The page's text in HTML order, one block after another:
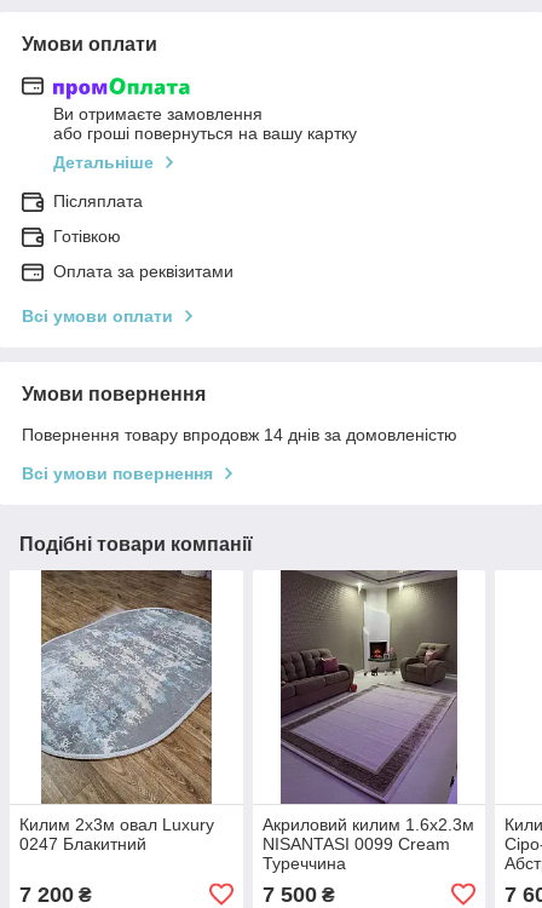
Умови оплати
Ви отримаєте замовлення
або гроші повернуться на вашу картку
Детальніше
Післяплата
Готівкою
Оплата за реквізитами
Всі умови оплати
Умови повернення
Повернення товару впродовж 14 днів за домовленістю
Всі умови повернення
Подібні товари компанії
Килим 2х3м овал Luxury
0247 Блакитний
7 200 ₴
Акриловий килим 1.6х2.3м
NISANTASI 0099 Cream
Туреччина
7 500₴ 7